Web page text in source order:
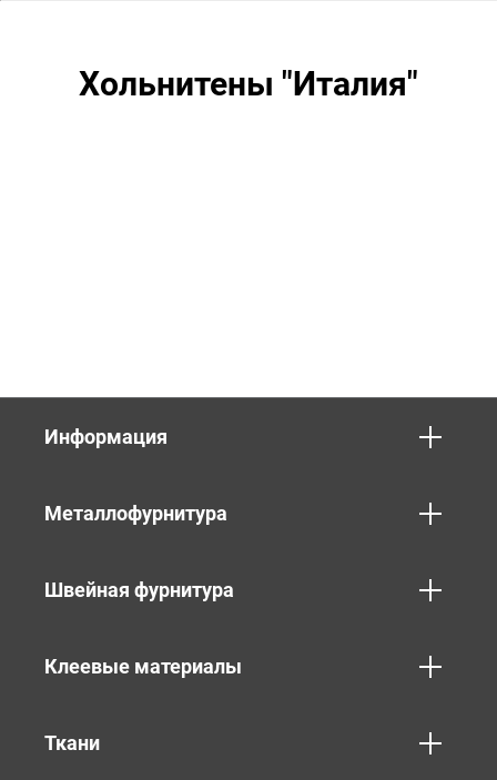
Хольнитены "Италия"
Информация
Металлофурнитура
Швейная фурнитура
Клеевые материалы
Ткани